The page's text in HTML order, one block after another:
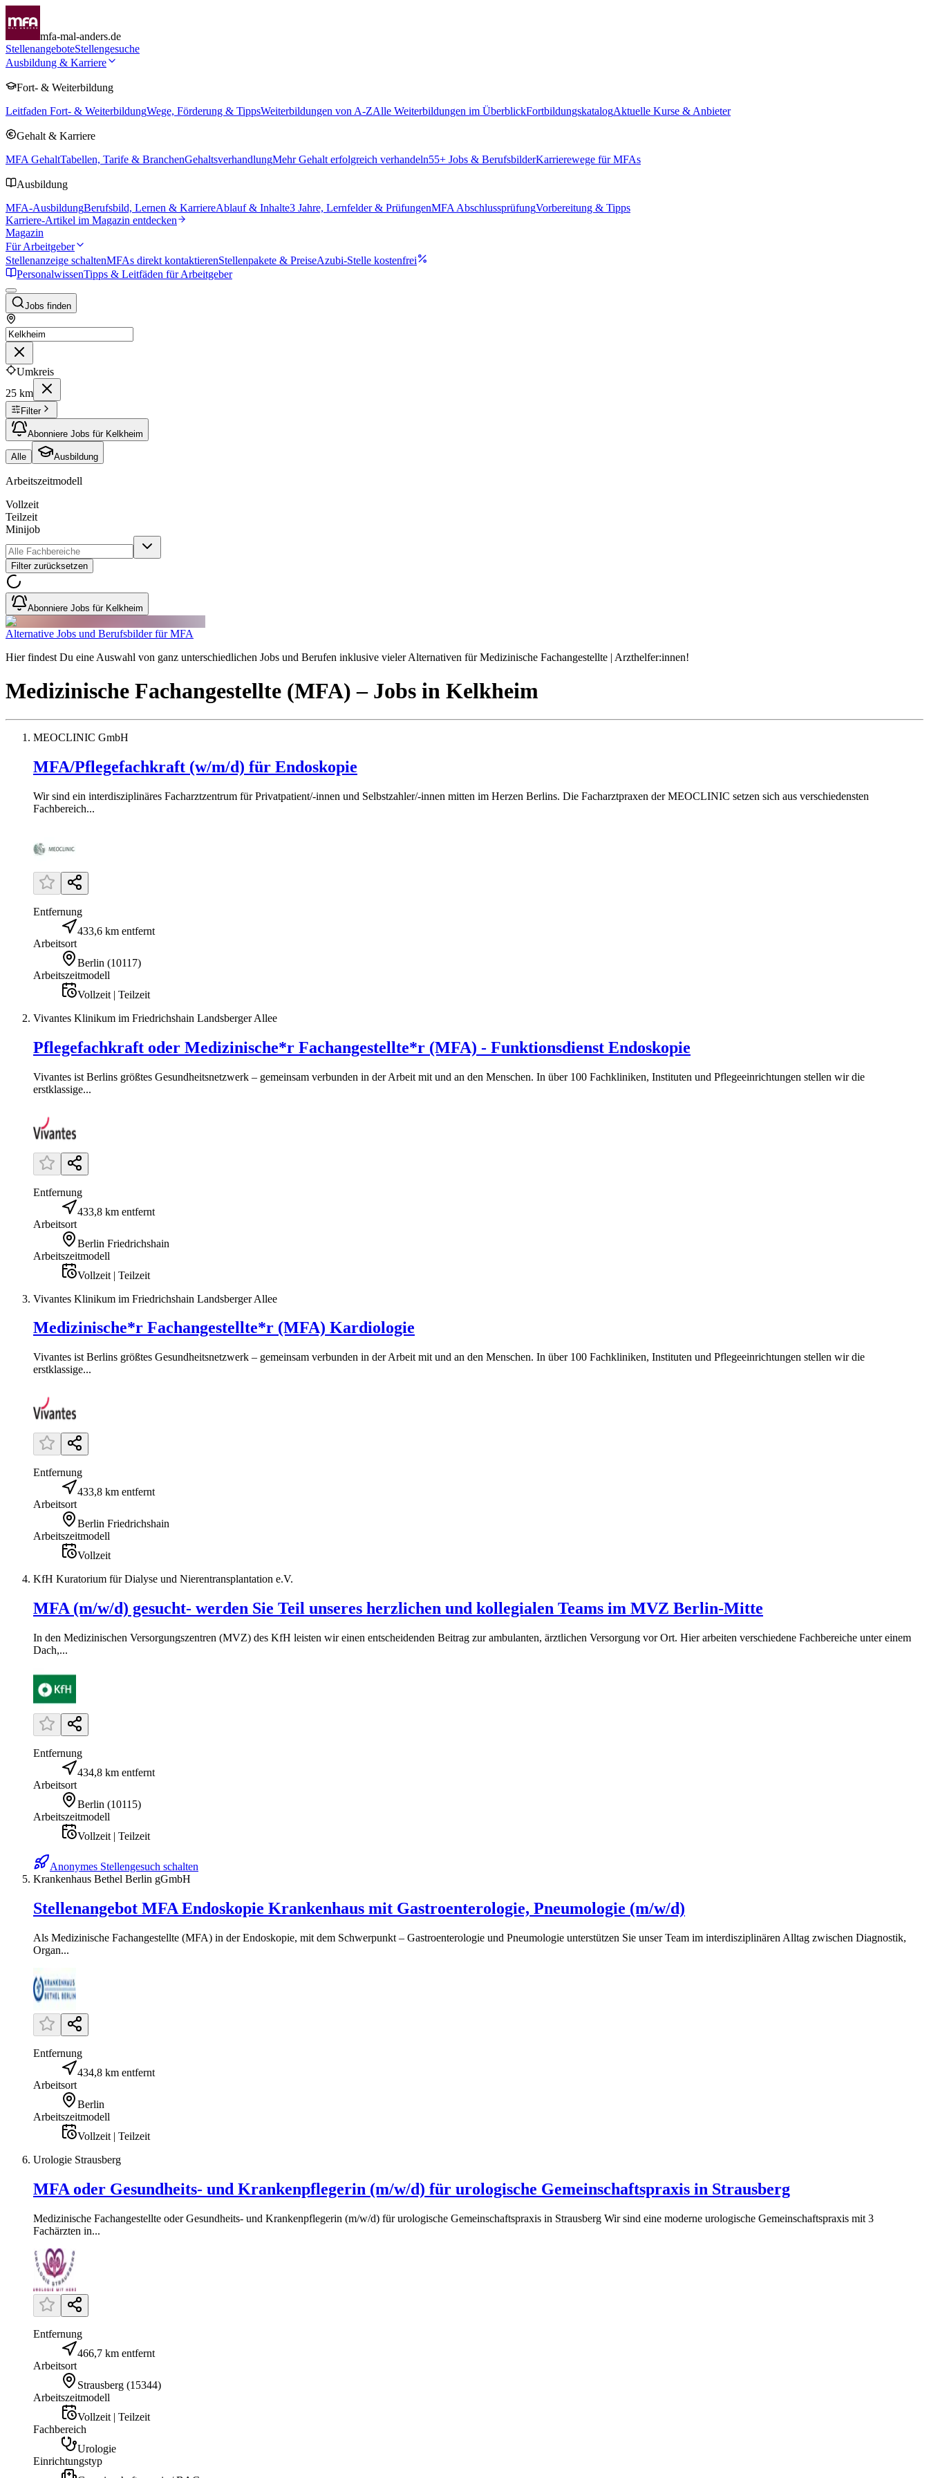
mfa-mal-anders.de
StellenangeboteStellengesuche
Ausbildung & Karriere
Fort- & Weiterbildung
Leitfaden Fort- & WeiterbildungWege, Förderung & TippsWeiterbildungen von A-ZAlle Weiterbildungen im ÜberblickFortbildungskatalogAktuelle Kurse & Anbieter
Gehalt & Karriere
MFA GehaltTabellen, Tarife & BranchenGehaltsverhandlungMehr Gehalt erfolgreich verhandeln55+ Jobs & BerufsbilderKarrierewege für MFAs
Ausbildung
MFA-AusbildungBerufsbild, Lernen & KarriereAblauf & Inhalte3 Jahre, Lernfelder & PrüfungenMFA AbschlussprüfungVorbereitung & Tipps
Karriere-Artikel im Magazin entdecken
Magazin
Für Arbeitgeber
Stellenanzeige schaltenMFAs direkt kontaktierenStellenpakete & PreiseAzubi-Stelle kostenfrei
PersonalwissenTipps & Leitfäden für Arbeitgeber
Jobs finden
Umkreis
25 km
Filter
Abonniere Jobs für Kelkheim
Alle Ausbildung
Arbeitszeitmodell
Vollzeit
Teilzeit
Minijob
Filter zurücksetzen
Abonniere Jobs für Kelkheim
Alternative Jobs und Berufsbilder für MFA
Hier findest Du eine Auswahl von ganz unterschiedlichen Jobs und Berufen inklusive vieler Alternativen für Medizinische Fachangestellte | Arzthelfer:innen!
Medizinische Fachangestellte (MFA) – Jobs in Kelkheim
MEOCLINIC GmbH
MFA/Pflegefachkraft (w/m/d) für Endoskopie
Wir sind ein interdisziplinäres Facharztzentrum für Privatpatient/-innen und Selbstzahler/-innen mitten im Herzen Berlins. Die Facharztpraxen der MEOCLINIC setzen sich aus verschiedensten
Fachbereich...
Entfernung
433,6 km entfernt
Arbeitsort
Berlin (10117)
Arbeitszeitmodell
Vollzeit | Teilzeit
Vivantes Klinikum im Friedrichshain Landsberger Allee
Pflegefachkraft oder Medizinische*r Fachangestellte*r (MFA) - Funktionsdienst Endoskopie
Vivantes ist Berlins größtes Gesundheitsnetzwerk – gemeinsam verbunden in der Arbeit mit und an den Menschen. In über 100 Fachkliniken, Instituten und Pflegeeinrichtungen stellen wir die
erstklassige...
Entfernung
433,8 km entfernt
Arbeitsort
Berlin Friedrichshain
Arbeitszeitmodell
Vollzeit | Teilzeit
Vivantes Klinikum im Friedrichshain Landsberger Allee
Medizinische*r Fachangestellte*r (MFA) Kardiologie
Vivantes ist Berlins größtes Gesundheitsnetzwerk – gemeinsam verbunden in der Arbeit mit und an den Menschen. In über 100 Fachkliniken, Instituten und Pflegeeinrichtungen stellen wir die
erstklassige...
Entfernung
433,8 km entfernt
Arbeitsort
Berlin Friedrichshain
Arbeitszeitmodell
Vollzeit
KfH Kuratorium für Dialyse und Nierentransplantation e.V.
MFA (m/w/d) gesucht- werden Sie Teil unseres herzlichen und kollegialen Teams im MVZ Berlin-Mitte
In den Medizinischen Versorgungszentren (MVZ) des KfH leisten wir einen entscheidenden Beitrag zur ambulanten, ärztlichen Versorgung vor Ort. Hier arbeiten verschiedene Fachbereiche unter einem
Dach,...
Entfernung
434,8 km entfernt
Arbeitsort
Berlin (10115)
Arbeitszeitmodell
Vollzeit | Teilzeit
Anonymes Stellengesuch schalten
Krankenhaus Bethel Berlin gGmbH
Stellenangebot MFA Endoskopie Krankenhaus mit Gastroenterologie, Pneumologie (m/w/d)
Als Medizinische Fachangestellte (MFA) in der Endoskopie, mit dem Schwerpunkt – Gastroenterologie und Pneumologie unterstützen Sie unser Team im interdisziplinären Alltag zwischen Diagnostik,
Organ...
Entfernung
434,8 km entfernt
Arbeitsort
Berlin
Arbeitszeitmodell
Vollzeit | Teilzeit
Urologie Strausberg
MFA oder Gesundheits- und Krankenpflegerin (m/w/d) für urologische Gemeinschaftspraxis in Strausberg
Medizinische Fachangestellte oder Gesundheits- und Krankenpflegerin (m/w/d) für urologische Gemeinschaftspraxis in Strausberg Wir sind eine moderne urologische Gemeinschaftspraxis mit 3
Fachärzten in...
Entfernung
466,7 km entfernt
Arbeitsort
Strausberg (15344)
Arbeitszeitmodell
Vollzeit | Teilzeit
Fachbereich
Urologie
Einrichtungstyp